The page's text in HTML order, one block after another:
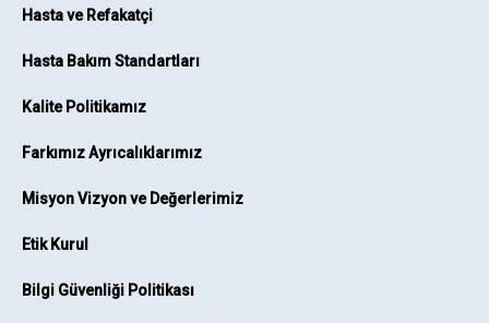
Hasta ve Refakatçi
Hasta Bakım Standartları
Kalite Politikamız
Farkımız Ayrıcalıklarımız
Misyon Vizyon ve Değerlerimiz
Etik Kurul
Bilgi Güvenliği Politikası